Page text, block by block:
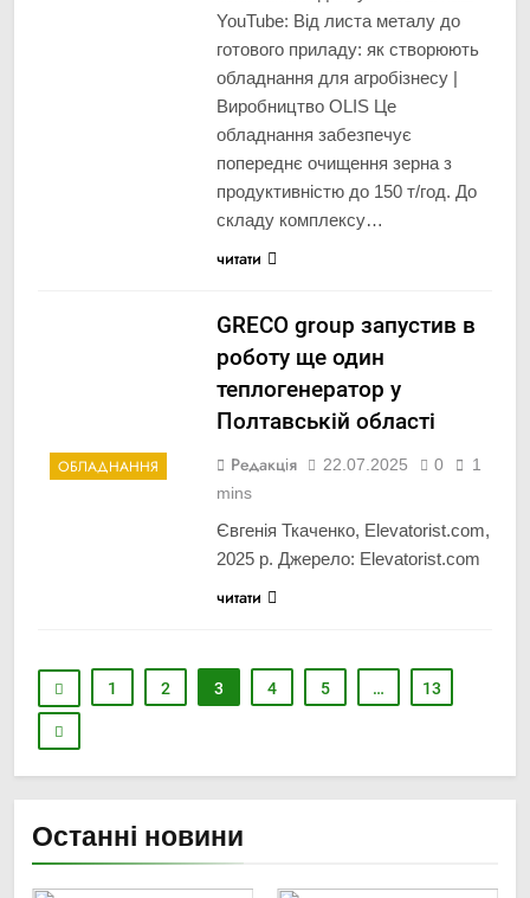
YouTube: Від листа металу до
готового приладу: як створюють
обладнання для агробізнесу |
Виробництво OLIS Це
обладнання забезпечує
попереднє очищення зерна з
продуктивністю до 150 т/год. До
складу комплексу…
читати
ОБЛАДНАННЯ
GRECO group запустив в
роботу ще один
теплогенератор у
Полтавській області
Редакція 22.07.2025 0
1
mins
Євгенія Ткаченко, Elevatorist.com,
2025 р. Джерело: Elevatorist.com
читати
1 2 3 4 5 … 13
Останні новини